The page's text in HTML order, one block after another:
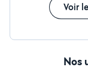
Voir
Nos